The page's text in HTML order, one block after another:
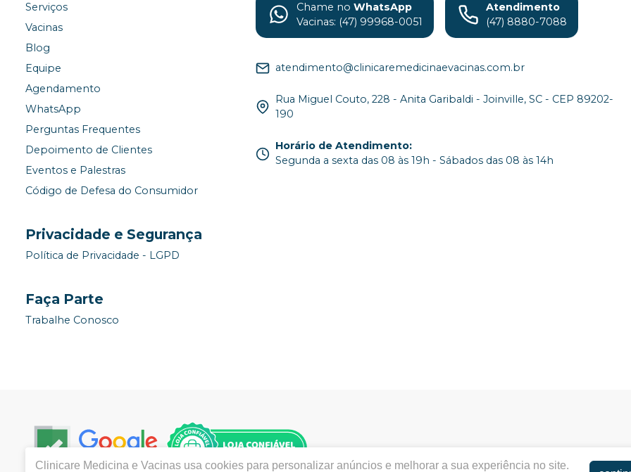
Serviços
Vacinas
Blog
Equipe
Agendamento
WhatsApp
Perguntas Frequentes
Depoimento de Clientes
Eventos e Palestras
Código de Defesa do Consumidor
Privacidade e Segurança
Política de Privacidade - LGPD
Faça Parte
Trabalhe Conosco
Chame no WhatsApp
Vacinas: (47) 99968-0051
Atendimento
(47) 8880-7088
atendimento@clinicaremedicinaevacinas.com.br
Rua Miguel Couto, 228 - Anita Garibaldi - Joinville, SC - CEP 89202-
190
Horário de Atendimento:
Segunda a sexta das 08 às 19h - Sábados das 08 às 14h
Clinicare Medicina e Vacinas usa cookies para personalizar anúncios e melhorar a sua experiência no site.